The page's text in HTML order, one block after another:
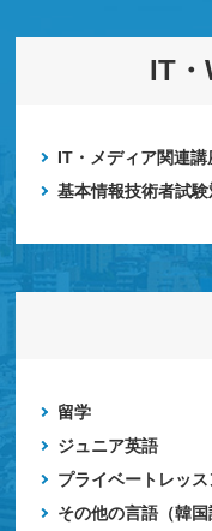
IT
IT・メディア関連講
基本情報技術者試
留学
ジュニア英語
プライベートレッス
その他の言語（韓国